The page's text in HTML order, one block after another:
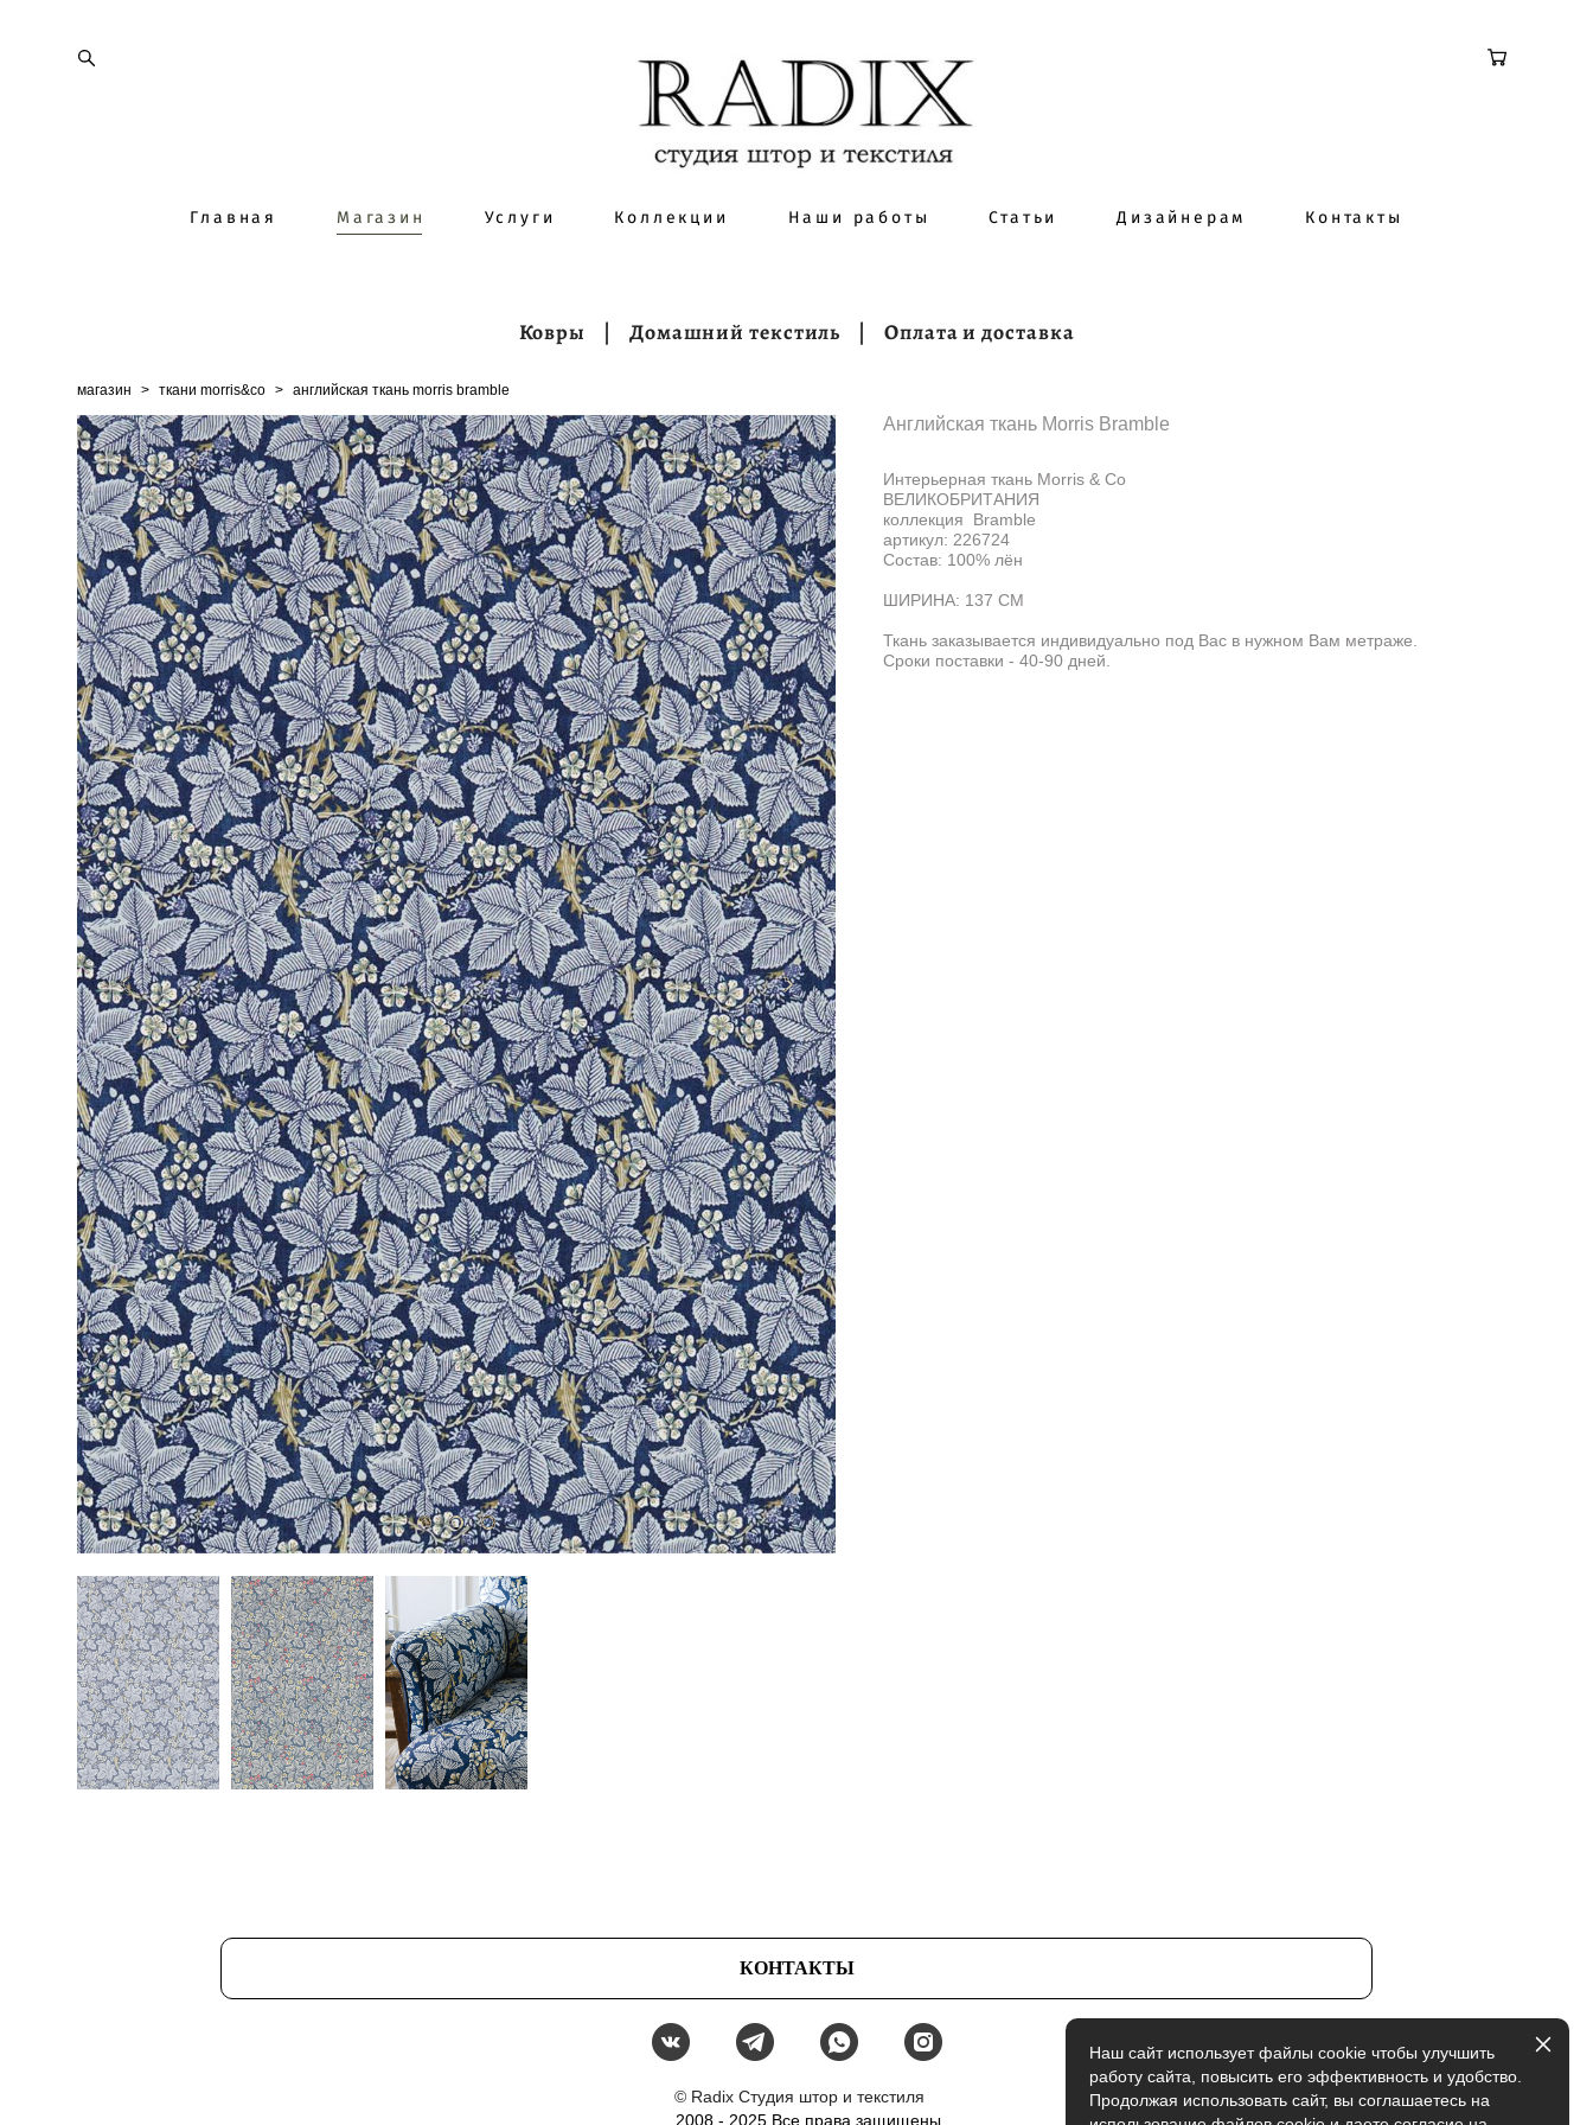
Главная Магазин Услуги Коллекции Наши работы Статьи Дизайнерам Контакты
Ковры | Домашний текстиль | Оплата и доставка
магазин > ткани morris&co > английская ткань morris bramble
Английская ткань Morris Bramble
Интерьерная ткань Morris & Co
ВЕЛИКОБРИТАНИЯ
коллекция Bramble
артикул: 226724
Состав: 100% лён
ШИРИНА: 137 СМ
Ткань заказывается индивидуально под Вас в нужном Вам метраже.
Сроки поставки - 40-90 дней.
КОНТАКТЫ
© Radix Студия штор и текстиля
2008 - 2025 Все права защищены
Наш сайт использует файлы cookie чтобы улучшить
работу сайта, повысить его эффективность и удобство.
Продолжая использовать сайт, вы соглашаетесь на